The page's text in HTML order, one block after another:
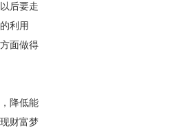
后要走
利用
面做得
降低能
财富梦